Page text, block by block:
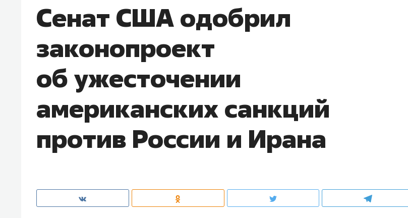
Сенат США одобрил
законопроект
об ужесточении
американских санкций
против России и Ирана